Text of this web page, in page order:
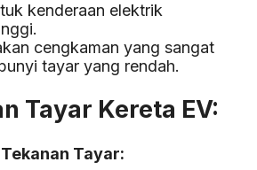
kenderaan elektrik
cengkaman yang sangat
tayar yang rendah.
Tayar Kereta EV:
Tayar: